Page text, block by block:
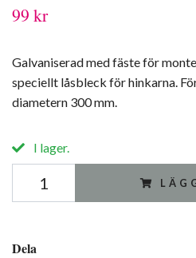
99 kr
Galvaniserad med fäste för
speciellt låsbleck för hinkarna.
diametern 300 mm.
I lager.
Dela